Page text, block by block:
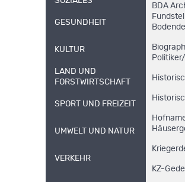
BDA
KZ-
GESUNDHEIT
KULTUR
LAND UND
FORSTWIRTSCHAFT
SPORT UND FREIZEIT
UMWELT UND NATUR
VERKEHR